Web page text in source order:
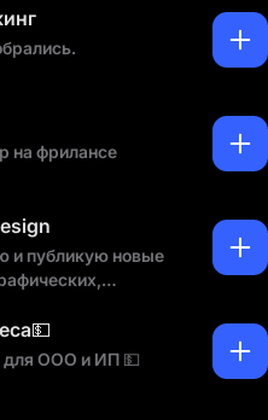
и все остальные
или проект🔥
| ТГ: Поля монтирует
на фрилансе
и публикую новые
для ООО и ИП 💵